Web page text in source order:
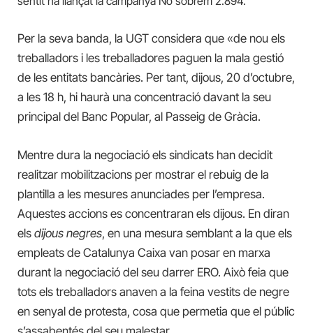
Per la seva banda, la UGT considera que «de nou els
treballadors i les treballadores paguen la mala gestió
de les entitats bancàries. Per tant, dijous, 20 d’octubre,
a les 18 h, hi haurà una concentració davant la seu
principal del Banc Popular, al Passeig de Gràcia.
Mentre dura la negociació els sindicats han decidit
realitzar mobilitzacions per mostrar el rebuig de la
plantilla a les mesures anunciades per l’empresa.
Aquestes accions es concentraran els dijous. En diran
els dijous negres, en una mesura semblant a la que els
empleats de Catalunya Caixa van posar en marxa
durant la negociació del seu darrer ERO. Això feia que
tots els treballadors anaven a la feina vestits de negre
en senyal de protesta, cosa que permetia que el públic